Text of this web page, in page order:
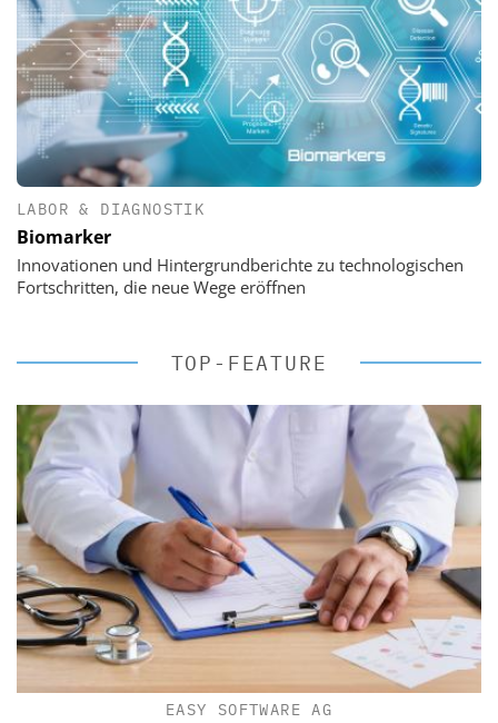
LABOR & DIAGNOSTIK
Biomarker
Innovationen und Hintergrundberichte zu technologischen
Fortschritten, die neue Wege eröffnen
TOP-FEATURE
EASY SOFTWARE AG